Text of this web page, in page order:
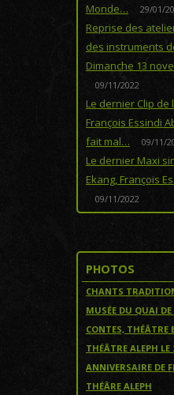
Monde…
29/01/
Reprise des
des instruments
Dimanche 13
09/11/2022
Le dernier Clip de
François Essindi
fait mal…
09/11/
Le dernier Maxi
Ekang, François
09/11/2022
PHOTOS
CHANTS
MUSÉE DU QUAI
CONTES, THÉÂTRE
THÉÂTRE ALEPH LE
ANNIVERSAIRE DE
THÉÂRE ALEPH